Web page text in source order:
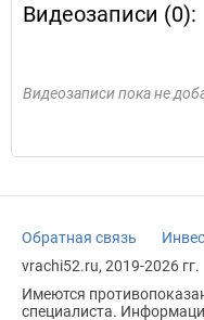
Видеозаписи (0):
Видеозаписи пока не
Обратная связь
vrachi52.ru, 2019-2026 гг.
Имеются
специалиста.